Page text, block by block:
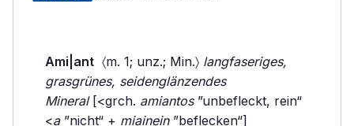
Ami|ant 〈m. 1; unz.; Min.〉 langfaseriges,
grasgrünes, seidenglänzendes
Mineral[<grch. amiantos”unbefleckt, rein“
<a”nicht“ + miainein”beflecken“]